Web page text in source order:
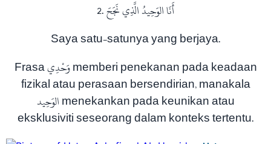
2. أَنَا الوَحِيدُ الَّذِي نَجَحَ
Saya satu-satunya yang berjaya.
Frasa وَحْدِي memberi penekanan pada keadaan
fizikal atau perasaan bersendirian, manakala
الوَحِيد menekankan pada keunikan atau
eksklusiviti seseorang dalam konteks tertentu.